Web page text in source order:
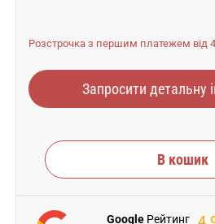
Розстрочка з першим платежем від
Запросити детальну
В кошик
Google Рейтинг